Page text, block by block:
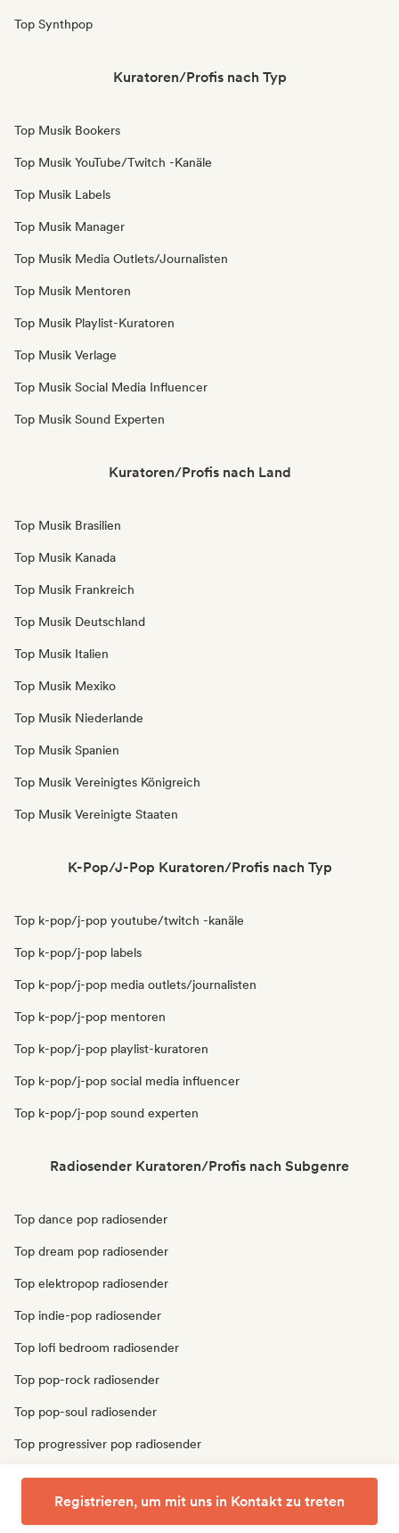
Top Synthpop
Kuratoren/Profis nach Typ
Top Musik Bookers
Top Musik YouTube/Twitch -Kanäle
Top Musik Labels
Top Musik Manager
Top Musik Media Outlets/Journalisten
Top Musik Mentoren
Top Musik Playlist-Kuratoren
Top Musik Verlage
Top Musik Social Media Influencer
Top Musik Sound Experten
Kuratoren/Profis nach Land
Top Musik Brasilien
Top Musik Kanada
Top Musik Frankreich
Top Musik Deutschland
Top Musik Italien
Top Musik Mexiko
Top Musik Niederlande
Top Musik Spanien
Top Musik Vereinigtes Königreich
Top Musik Vereinigte Staaten
K-Pop/J-Pop Kuratoren/Profis nach Typ
Top k-pop/j-pop youtube/twitch -kanäle
Top k-pop/j-pop labels
Top k-pop/j-pop media outlets/journalisten
Top k-pop/j-pop mentoren
Top k-pop/j-pop playlist-kuratoren
Top k-pop/j-pop social media influencer
Top k-pop/j-pop sound experten
Radiosender Kuratoren/Profis nach Subgenre
Top dance pop radiosender
Top dream pop radiosender
Top elektropop radiosender
Top indie-pop radiosender
Top lofi bedroom radiosender
Top pop-rock radiosender
Top pop-soul radiosender
Top progressiver pop radiosender
Top psychedelic pop radiosender
Top synthpop radiosender
Registrieren, um mit uns in Kontakt zu treten